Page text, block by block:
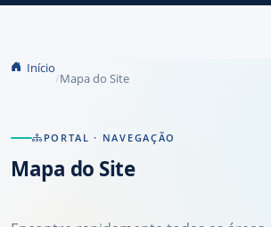
Início
Mapa do Site
PORTAL · NAVEGAÇÃO
Mapa do Site